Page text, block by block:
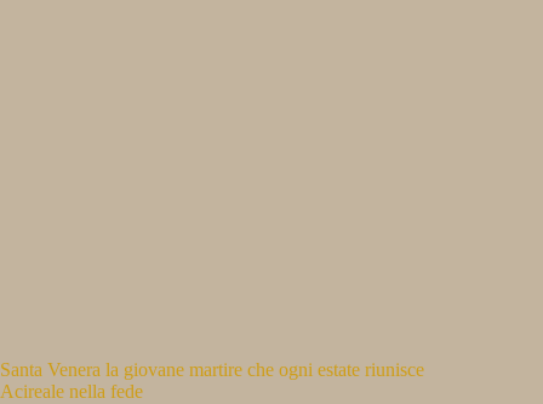
Santa Venera la giovane martire che ogni estate riunisce
Acireale nella fede